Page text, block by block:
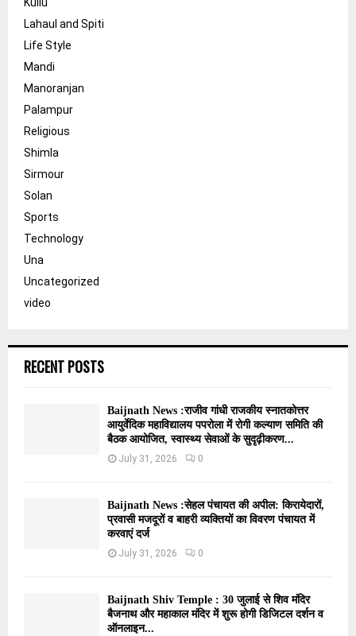
Kullu
Lahaul and Spiti
Life Style
Mandi
Manoranjan
Palampur
Religious
Shimla
Sirmour
Solan
Sports
Technology
Una
Uncategorized
video
RECENT POSTS
Baijnath News :राजीव गांधी राजकीय स्नातकोत्तर
आयुर्वेदिक महाविद्यालय पपरोला में रोगी कल्याण समिति की
बैठक आयोजित, स्वास्थ्य सेवाओं के सुदृढ़ीकरण...
July 31, 2026 0
Baijnath News :सेहल पंचायत की अपील: किरायेदारों,
प्रवासी मजदूरों व बाहरी व्यक्तियों का विवरण पंचायत में
करवाएं दर्ज
July 31, 2026 0
Baijnath Shiv Temple : 30 जुलाई से शिव मंदिर
बैजनाथ और महाकाल मंदिर में शुरू होगी डिजिटल दर्शन व
ऑनलाइन...